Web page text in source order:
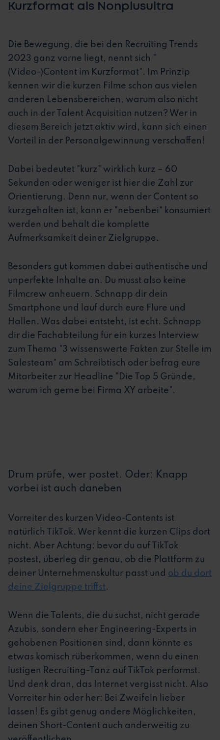
Kurzformat als Nonplusultra
Die Bewegung, die bei den Recruiting Trends
2023 ganz vorne liegt, nennt sich "
(Video-)Content im Kurzformat". Im Prinzip
kennen wir die kurzen Filme schon aus vielen
anderen Lebensbereichen, warum also nicht
auch in der Talent Acquisition nutzen? Wer in
diesem Bereich jetzt aktiv wird, kann sich einen
Vorteil in der Personalgewinnung verschaffen!
Dabei bedeutet "kurz" wirklich kurz – 60
Sekunden oder weniger ist hier die Zahl zur
Orientierung. Denn nur, wenn der Content so
kurzgehalten ist, kann er "nebenbei" konsumiert
werden und behält die komplette
Aufmerksamkeit deiner Zielgruppe.
Besonders gut kommen dabei authentische und
unperfekte Inhalte an. Du musst also keine
Filmcrew anheuern. Schnapp dir dein
Smartphone und lauf durch eure Flure und
Hallen. Was dabei entsteht, ist echt. Schnapp
dir die Fachabteilung für ein kurzes Interview
zum Thema "3 wissenswerte Fakten zur Stelle im
Salesteam" am Schreibtisch oder befrag eure
Mitarbeiter zur Headline "Die Top 5 Gründe,
warum ich gerne bei Firma XY arbeite".
Drum prüfe, wer postet. Oder: Knapp
vorbei ist auch daneben
Vorreiter des kurzen Video-Contents ist
natürlich TikTok. Wer kennt die kurzen Clips dort
nicht. Aber Achtung: bevor du auf TikTok
postest, überleg dir genau, ob die Plattform zu
deiner Unternehmenskultur passt und ob du dort
deine Zielgruppe triffst.
Wenn die Talents, die du suchst, nicht gerade
Azubis, sondern eher Engineering-Experts in
gehobenen Positionen sind, dann könnte es
etwas komisch rüberkommen, wenn du einen
lustigen Recruiting-Tanz auf TikTok performst.
Und denk dran, das Internet vergisst nicht. Also
Vorreiter hin oder her: Bei Zweifeln lieber
lassen! Es gibt genug andere Möglichkeiten,
deinen Short-Content auch anderweitig zu